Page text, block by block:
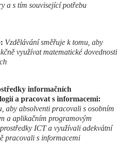
a s tím související potřebu
Vzdělávání směřuje k tomu, aby
využívat matematické dovednosti
informačních
a pracovat s informacemi:
aby absolventi pracovali s osobním
a aplikačním programovým
ICT a využívali adekvátní
pracovali s informacemi